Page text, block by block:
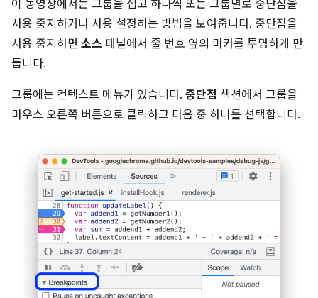
이 동영상에서는 그룹을 접고 하나씩 또는 그룹별로 중단점을
사용 중지하거나 사용 설정하는 방법을 보여줍니다. 중단점을
사용 중지하면 소스 패널에서 줄 번호 옆의 마커를 투명하게 만
듭니다.
그룹에는 컨텍스트 메뉴가 있습니다. 중단점 섹션에서 그룹을
마우스 오른쪽 버튼으로 클릭하고 다음 중 하나를 선택합니다.